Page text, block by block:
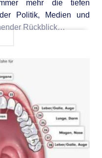
mehr die tiefen
Politik, Medien und
Rückblick…